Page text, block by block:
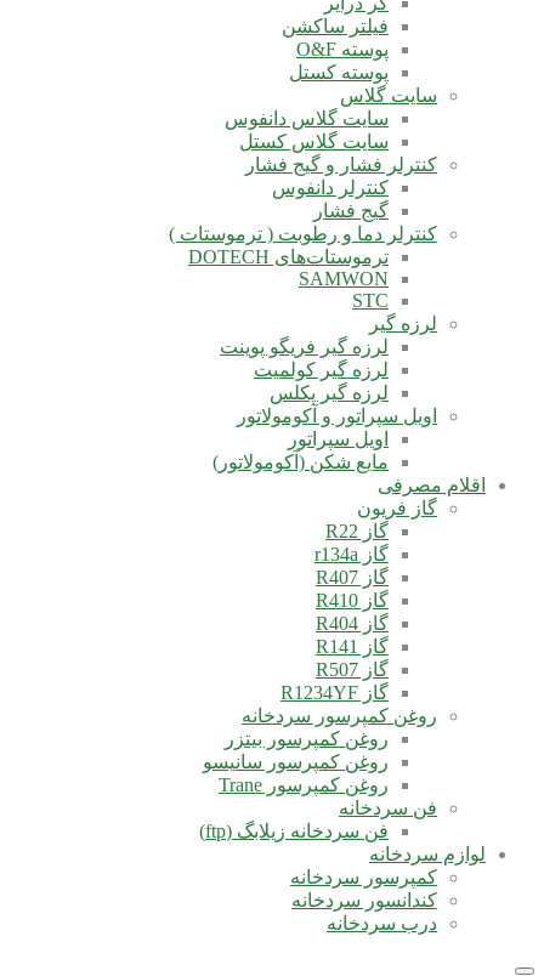
فیلتر ساکشن
پوسته O&F
پوسته کستل
سایت گلاس
سایت گلاس دانفوس
سایت گلاس کستل
کنترلر فشار و گیج فشار
کنترلر دانفوس
گیج فشار
کنترلر دما و رطوبت ( ترموستات )
ترموستات‌های DOTECH
SAMWON
STC
لرزه گیر
لرزه گیر فریگو پوینت
لرزه گیر کولمیت
لرزه گیر پکلس
اویل سپراتور و آکومولاتور
اویل سپراتور
مایع شکن (آکومولاتور)
اقلام مصرفی
گاز فریون
گاز R22
گاز r134a
گاز R407
گاز R410
گاز R404
گاز R141
گاز R507
گاز R1234YF
روغن کمپرسور سردخانه
روغن کمپرسور بیتزر
روغن کمپرسور سانیسو
روغن کمپرسور Trane
فن سردخانه
فن سردخانه زیلابگ (ftp)
لوازم سردخانه
کمپرسور سردخانه
کندانسور سردخانه
درب سردخانه